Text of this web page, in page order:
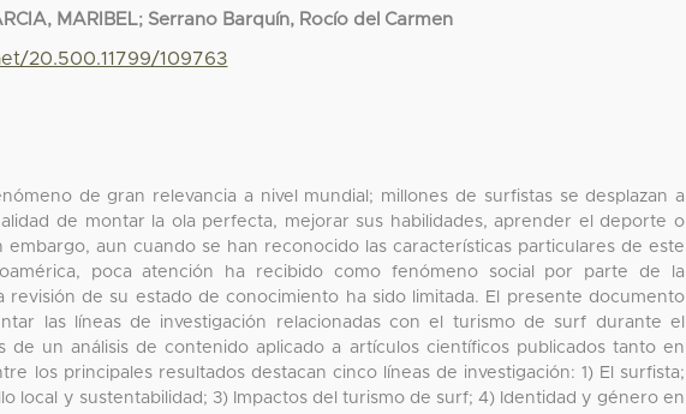
MARIBEL; Serrano Barquín, Rocío del Carmen
20.500.11799/109763
de gran relevancia a nivel mundial; millones de surfistas se desplazan a
de montar la ola perfecta, mejorar sus habilidades, aprender el deporte o
embargo, aun cuando se han reconocido las características particulares de este
poca atención ha recibido como fenómeno social por parte de la
revisión de su estado de conocimiento ha sido limitada. El presente documento
las líneas de investigación relacionadas con el turismo de surf durante el
de un análisis de contenido aplicado a artículos científicos publicados tanto en
los principales resultados destacan cinco líneas de investigación: 1) El surfista;
local y sustentabilidad; 3) Impactos del turismo de surf; 4) Identidad y género en